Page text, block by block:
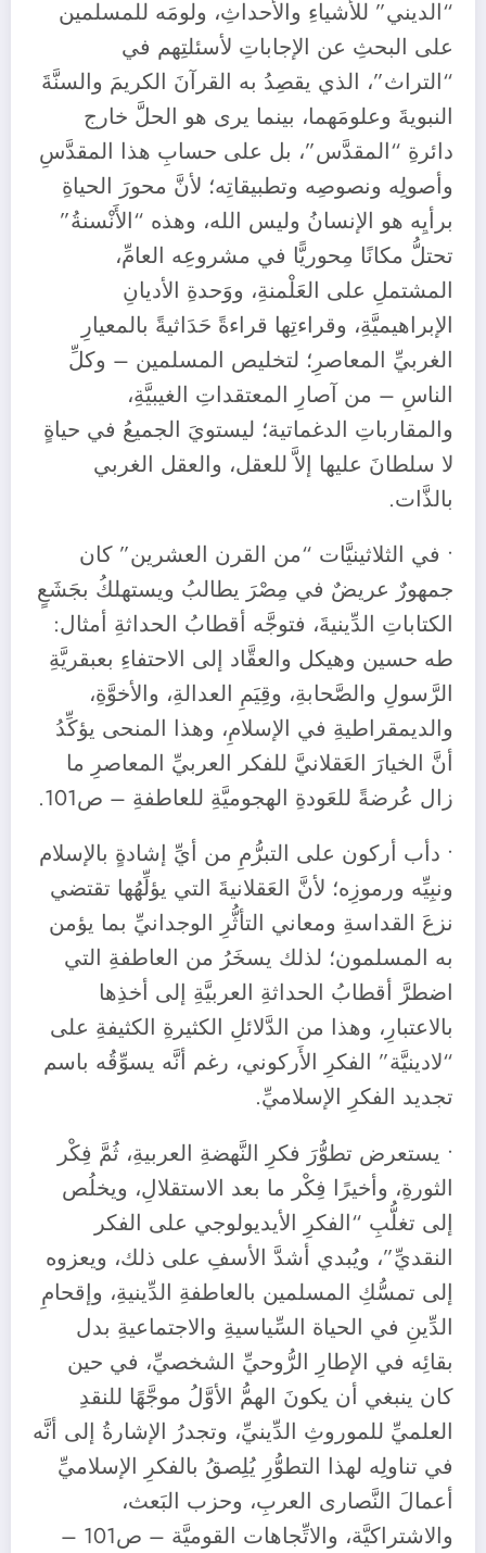
“الديني” للأشياءِ والأحداثِ، ولومَه للمسلمين
على البحثِ عن الإجاباتِ لأسئلتِهم في
“التراث”، الذي يقصِدُ به القرآنَ الكريمَ والسنَّةَ
النبويةَ وعلومَهما، بينما يرى هو الحلَّ خارج
دائرةِ “المقدَّس”، بل على حسابِ هذا المقدَّسِ
وأصولِه ونصوصِه وتطبيقاتِه؛ لأنَّ محورَ الحياةِ
برأيِه هو الإنسانُ وليس الله، وهذه “الأَنْسنةُ”
تحتلُّ مكانًا مِحوريًّا في مشروعِه العامِّ،
المشتملِ على العَلْمنةِ، ووَحدةِ الأديانِ
الإبراهيميَّةِ، وقراءتِها قراءةً حَدَاثيةً بالمعيارِ
الغربيِّ المعاصرِ؛ لتخليص المسلمين – وكلِّ
الناسِ – من آصارِ المعتقداتِ الغيبيَّةِ،
والمقارباتِ الدغماتية؛ ليستويَ الجميعُ في حياةٍ
لا سلطانَ عليها إلاَّ للعقل، والعقل الغربي
بالذَّات.
• في الثلاثينيَّات “من القرن العشرين” كان
جمهورٌ عريضٌ في مِصْرَ يطالبُ ويستهلكُ بجَشَعٍ
الكتاباتِ الدِّينيةَ، فتوجَّه أقطابُ الحداثةِ أمثال:
طه حسين وهيكل والعقَّاد إلى الاحتفاءِ بعبقريَّةِ
الرَّسولِ والصَّحابةِ، وقِيَمِ العدالةِ، والأخوَّةِ،
والديمقراطيةِ في الإسلامِ، وهذا المنحى يؤكِّدُ
أنَّ الخيارَ العَقلانيَّ للفكر العربيِّ المعاصرِ ما
زال عُرضةً للعَودةِ الهجوميَّةِ للعاطفةِ – ص101.
• دأب أركون على التبرُّمِ من أيِّ إشادةٍ بالإسلام
ونبِيِّه ورموزِه؛ لأنَّ العَقلانيةَ التي يؤلِّهُها تقتضي
نزعَ القداسةِ ومعاني التأثُّرِ الوجدانيِّ بما يؤمن
به المسلمون؛ لذلك يسخَرُ من العاطفةِ التي
اضطرَّ أقطابُ الحداثةِ العربيَّةِ إلى أخذِها
بالاعتبارِ، وهذا من الدَّلائلِ الكثيرةِ الكثيفةِ على
“لادينيَّة” الفكرِ الأَركوني، رغم أنَّه يسوِّقُه باسم
تجديد الفكرِ الإسلاميِّ.
• يستعرض تطوُّرَ فكرِ النَّهضةِ العربيةِ، ثُمَّ فِكْر
الثورةِ، وأخيرًا فِكْر ما بعد الاستقلالِ، ويخلُص
إلى تغلُّبِ “الفكرِ الأيديولوجي على الفكر
النقديِّ”، ويُبدي أشدَّ الأسفِ على ذلك، ويعزوه
إلى تمسُّكِ المسلمين بالعاطفةِ الدِّينيةِ، وإقحامِ
الدِّينِ في الحياة السِّياسيةِ والاجتماعيةِ بدل
بقائِه في الإطارِ الرُّوحيِّ الشخصيِّ، في حين
كان ينبغي أن يكونَ الهمُّ الأوَّلُ موجَّهًا للنقدِ
العلميِّ للموروثِ الدِّينيِّ، وتجدرُ الإشارةُ إلى أنَّه
في تناولِه لهذا التطوُّرِ يُلِصقُ بالفكرِ الإسلاميِّ
أعمالَ النَّصارى العربِ، وحزب البَعث،
والاشتراكيَّة، والاتِّجاهات القوميَّة – ص101 –